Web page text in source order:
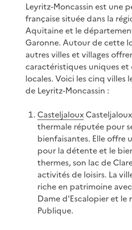
Leyritz-Moncassin est une
française située dans la
Aquitaine et le
Garonne. Autour de cette
autres villes et villages
caractéristiques uniques
locales. Voici les cinq villes
de Leyritz-Moncassin :
Casteljaloux
thermale réputée pour
bienfaisantes. Elle offre
pour la détente et le
thermes, son lac de
activités de loisirs. La
riche en patrimoine
Dame d'Escalopier et le
Publique.